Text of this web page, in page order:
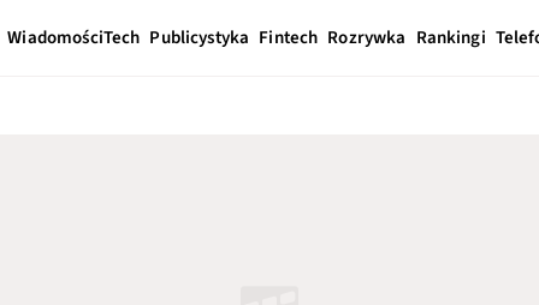
WiadomościTech Publicystyka Fintech Rozrywka Rankingi